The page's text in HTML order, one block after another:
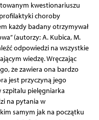
kwestionariuszu
choroby
każdy badany otrzymywał
(autorzy: A. Kubica, M.
odpowiedzi na wszystkie
wiedzę. Wręczając
że zawiera ona bardzo
jest przyczyną jego
pielęgniarka
na pytania w
samym jak na początku